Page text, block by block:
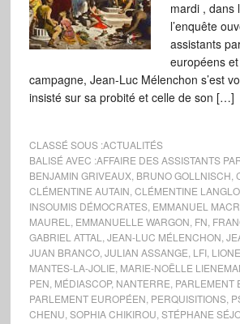
mardi , dans
l’enquête
assistants
européens
campagne, Jean-Luc Mélenchon s’est
insisté sur sa probité et celle de son […]
CLASSÉ SOUS :ACTUALITÉS
BALISÉ AVEC :AFFAIRE DES ASSISTANTS
BENJAMIN GRIVEAUX, BRUNO GOLLNISCH
CLÉMENTINE AUTAIN CLÉMENTINE
INSOUMIS DÉMOCRATES, EMMANUEL
MAUREL
EMMANUELLE WARGON FN
GABRIEL ATTAL
JEAN-LUC MÉLENCHON
JUAN BRANCO, JULIAN ASSANGE LFI,
MANTES-LA-JOLIE MARIE-NOËLLE
PEN MÉDIASCOP, NANTERRE PARLEMENT
PARLEMENT EUROPÉEN PERQUISITIONS,
CHENU SOPHIA CHIKIROU STÉPHANE